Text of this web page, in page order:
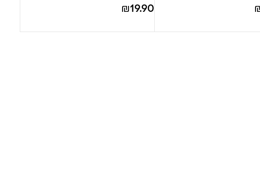
19.90
₪